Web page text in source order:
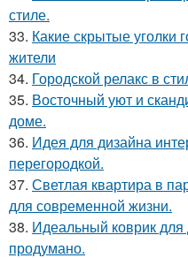
стиле.
33. Какие скрытые уголки
жители
34. Городской релакс в
35. Восточный уют и
доме.
36. Идея для дизайна
перегородкой.
37. Светлая квартира в
для современной жизни.
38. Идеальный коврик для
продумано.